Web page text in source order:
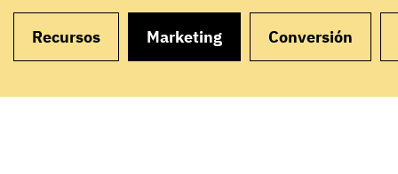
Recursos Marketing Conversión